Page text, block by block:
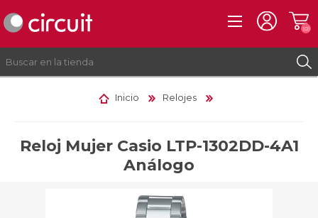
INICIAR SESIÓN
(0)
Inicio Relojes
Reloj Mujer Casio LTP-1302DD-4A1
Análogo